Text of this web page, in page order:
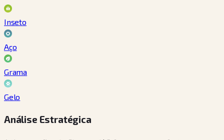
Inseto
Aço
Grama
Gelo
Análise Estratégica